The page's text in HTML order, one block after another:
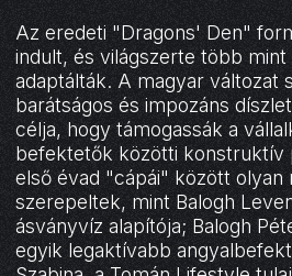
Az eredeti "Dragons' Den"
indult, és világszerte több mint
adaptálták. A magyar változat
barátságos és impozáns
célja, hogy támogassák a
befektetők közötti konstruktív
első évad "cápái" között
szerepeltek, mint Balogh
ásványvíz alapítója; Balogh
egyik legaktívabb